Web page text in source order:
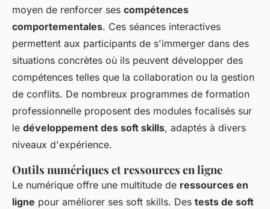
moyen de renforcer ses compétences
comportementales. Ces séances interactives
permettent aux participants de s'immerger dans des
situations concrètes où ils peuvent développer des
compétences telles que la collaboration ou la gestion
de conflits. De nombreux programmes de formation
professionnelle proposent des modules focalisés sur
le développement des soft skills, adaptés à divers
niveaux d'expérience.
Outils numériques et ressources en ligne
Le numérique offre une multitude de ressources en
ligne pour améliorer ses soft skills. Des tests de soft